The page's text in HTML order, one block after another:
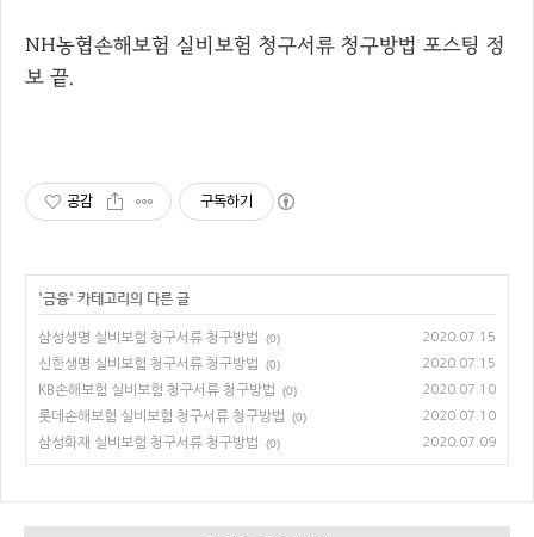
NH농협손해보험 실비보험 청구서류 청구방법 포스팅 정
보 끝.
공감 구독하기
'금융' 카테고리의 다른 글
삼성생명 실비보험 청구서류 청구방법 (0) 2020.07.15
신한생명 실비보험 청구서류 청구방법 (0) 2020.07.15
KB손해보험 실비보험 청구서류 청구방법 (0) 2020.07.10
롯데손해보험 실비보험 청구서류 청구방법 (0) 2020.07.10
삼성화재 실비보험 청구서류 청구방법 (0) 2020.07.09